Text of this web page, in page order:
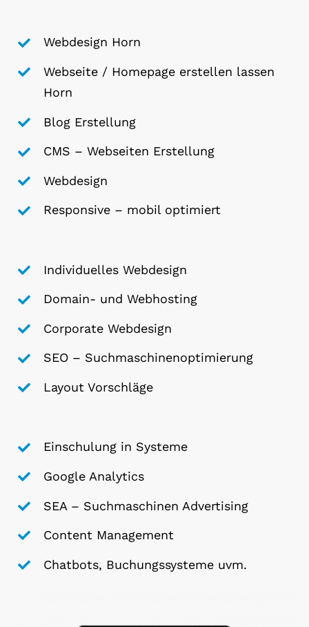
Webdesign Horn
Webseite / Homepage erstellen lassen
Horn
Blog Erstellung
CMS – Webseiten Erstellung
Webdesign
Responsive – mobil optimiert
Individuelles Webdesign
Domain- und Webhosting
Corporate Webdesign
SEO – Suchmaschinenoptimierung
Layout Vorschläge
Einschulung in Systeme
Google Analytics
SEA – Suchmaschinen Advertising
Content Management
Chatbots, Buchungssysteme uvm.